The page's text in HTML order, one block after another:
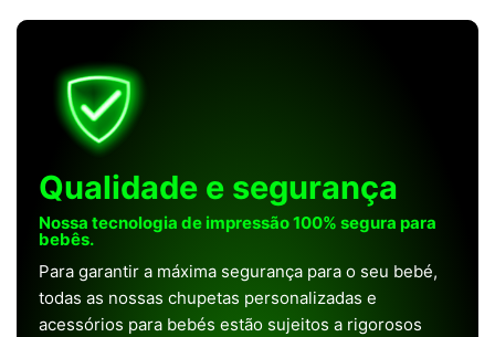
Qualidade e segurança
Nossa tecnologia de impressão 100% segura para
bebês.
Para garantir a máxima segurança para o seu bebé,
todas as nossas chupetas personalizadas e
acessórios para bebés estão sujeitos a rigorosos